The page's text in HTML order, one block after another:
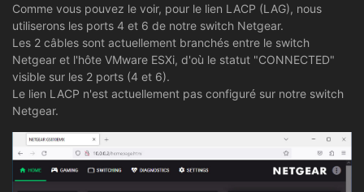
Comme vous pouvez le voir, pour le lien LACP (LAG), nous
utiliserons les ports 4 et 6 de notre switch Netgear.
Les 2 câbles sont actuellement branchés entre le switch
Netgear et l'hôte VMware ESXi, d'où le statut "CONNECTED"
visible sur les 2 ports (4 et 6).
Le lien LACP n'est actuellement pas configuré sur notre switch
Netgear.